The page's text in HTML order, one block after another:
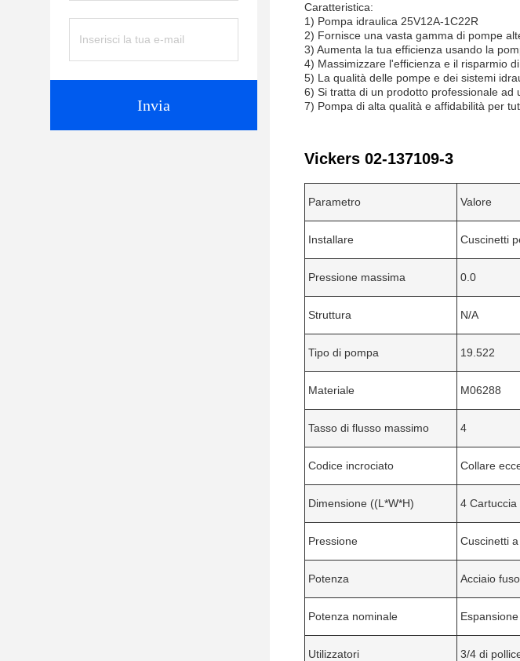
Invia
Caratteristica:
1) Pompa idraulica 25V12A-1C22R
2) Fornisce una vasta gamma di pompe
3) Aumenta la tua efficienza usando la
4) Massimizzare l'efficienza e il risparmio
5) La qualità delle pompe e dei sistemi
6) Si tratta di un prodotto professionale ad
7) Pompa di alta qualità e affidabilità per
Vickers 02-137109-3
Parametro Valore
Installare Cuscinetti
Pressione massima 0.0
Struttura N/A
Tipo di pompa 19.522
Materiale M06288
Tasso di flusso massimo 4
Codice incrociato Collare
Dimensione ((L*W*H) 4
Pressione Cuscinetti
Potenza Acciaio fuso
Potenza nominale Espansione
Utilizzatori 3/4 di